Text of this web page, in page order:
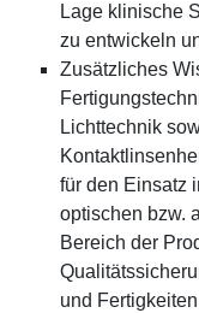
Lage klinische
zu entwickeln
Zusätzliches
Lichttechnik
für den Einsatz
optischen bzw.
Bereich der
und